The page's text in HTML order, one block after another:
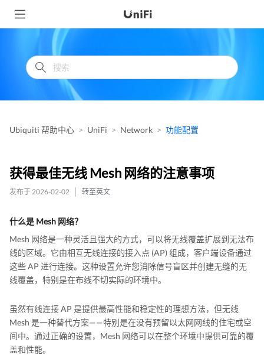
Ubiquiti 帮助中心 UniFi Network 功能配置
获得最佳无线 Mesh 网络的注意事项
发布于 2026-02-02 转至英文
什么是 Mesh 网络？
Mesh 网络是一种灵活且强大的方式，可以将无线覆盖扩展到无法布
线的区域。它由相互无线连接的接入点 (AP) 组成，客户端设备通过
这些 AP 进行连接。这种设置允许您消除信号盲区并创建无缝的无
线覆盖，特别是在布线不切实际的环境中。
虽然有线连接 AP 是提供最高性能和稳定性的理想方法，但无线
Mesh 是一种替代方案——特别是在没有预留以太网网线的住宅或空
间中。通过正确的设置，Mesh 网络可以在整个环境中提供可靠的覆
盖和性能。